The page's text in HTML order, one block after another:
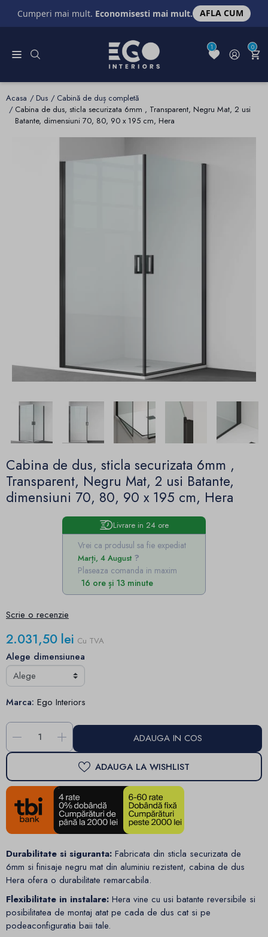
Cumperi mai mult. Economisesti mai mult. AFLA CUM
1 0
Acasa Dus
Cabină de duș completă
Cabina de dus, sticla securizata 6mm , Transparent, Negru Mat, 2 usi
Batante, dimensiuni 70, 80, 90 x 195 cm, Hera
Cabina de dus, sticla securizata 6mm ,
Transparent, Negru Mat, 2 usi Batante,
dimensiuni 70, 80, 90 x 195 cm, Hera
Livrare in 24 ore
Vrei ca produsul sa fie expediat
Marți, 4 August
Plaseaza comanda in maxim
16 ore și 13 minute
Scrie o recenzie
2.031,50 lei Cu TVA
Alege dimensiunea
Marca: Ego Interiors
- + ADAUGA IN COS
ADAUGA LA WISHLIST
Durabilitate si siguranta: Fabricata din sticla securizata de
6mm si finisaje negru mat din aluminiu rezistent, cabina de dus
Hera ofera o durabilitate remarcabila.
Flexibilitate in instalare: Hera vine cu usi batante reversibile si
posibilitatea de montaj atat pe cada de dus cat si pe
podeaconfiguratia baii tale.